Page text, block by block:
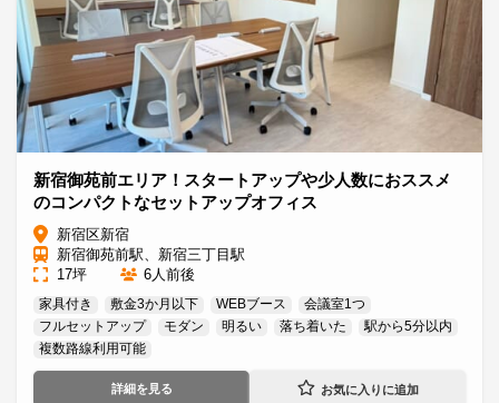
新宿御苑前エリア！スタートアップや少人数におススメ
のコンパクトなセットアップオフィス
新宿区新宿
新宿御苑前駅、新宿三丁目駅
17坪
6人前後
家具付き 敷金3か月以下 WEBブース
会議室1つ
フルセットアップ
モダン 明るい 落ち着いた
駅から5分以内
複数路線利用可能
詳細を見る